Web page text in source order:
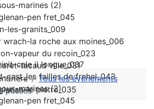
Tous les évènements
passés